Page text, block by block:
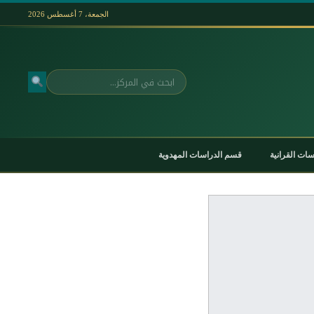
الجمعة، 7 أغسطس 2026
بحث
القرانية قسم الدراسات المهدوية